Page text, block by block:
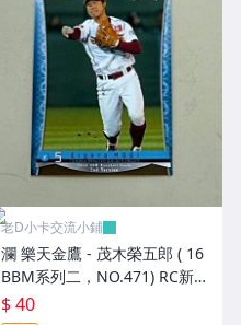
老D小卡交流小鋪
瀾 樂天金鷹 - 茂木榮五郎 ( 16
BBM系列二，NO.471) RC新人
卡
$ 40